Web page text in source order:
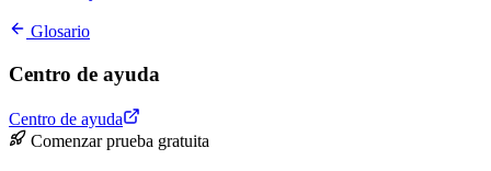
Glosario
Centro de ayuda
Centro de ayuda
Comenzar prueba gratuita